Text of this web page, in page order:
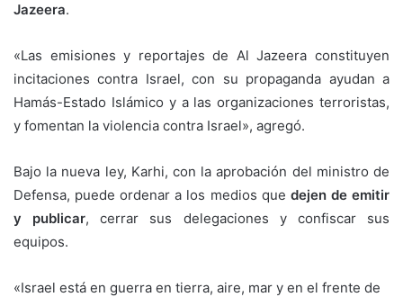
Jazeera.
«Las emisiones y reportajes de Al Jazeera constituyen
incitaciones contra Israel, con su propaganda ayudan a
Hamás-Estado Islámico y a las organizaciones terroristas,
y fomentan la violencia contra Israel», agregó.
Bajo la nueva ley, Karhi, con la aprobación del ministro de
Defensa, puede ordenar a los medios que dejen de emitir
y publicar, cerrar sus delegaciones y confiscar sus
equipos.
«Israel está en guerra en tierra, aire, mar y en el frente de